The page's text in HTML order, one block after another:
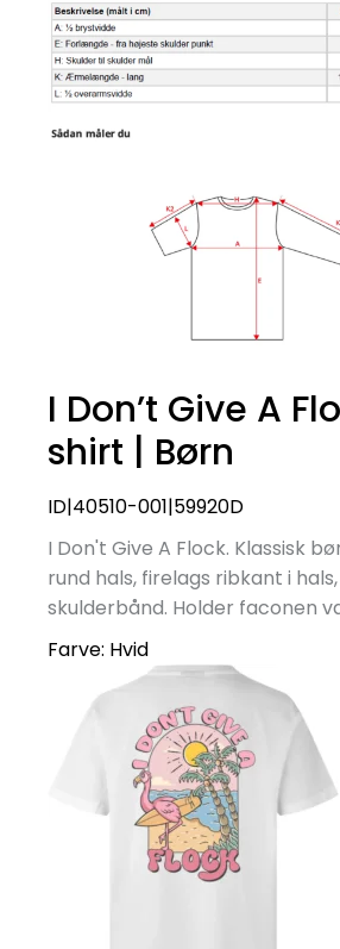
I Don’t Give A
shirt | Børn
ID|40510-001|59920D
I Don't Give A Flock. Klassisk
rund hals, firelags ribkant i
skulderbånd. Holder faconen
Farve: Hvid